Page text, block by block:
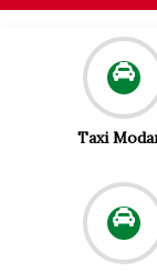
Taxi